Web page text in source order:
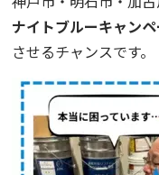
ナイトブルーキャン
させるチャンスです。